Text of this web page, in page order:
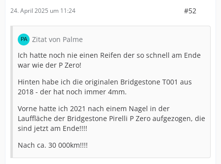
24. April 2025 um 11:24 #52
Zitat von Palme
Ich hatte noch nie einen Reifen der so schnell am Ende
war wie der P Zero!
Hinten habe ich die originalen Bridgestone T001 aus
2018 - der hat noch immer 4mm.
Vorne hatte ich 2021 nach einem Nagel in der
Lauffläche der Bridgestone Pirelli P Zero aufgezogen, die
sind jetzt am Ende!!!!
Nach ca. 30 000km!!!!